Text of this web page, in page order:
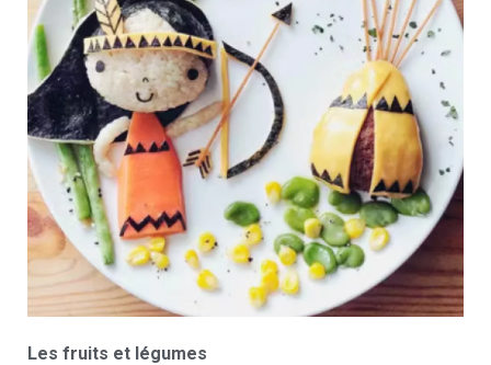
Les fruits et légumes